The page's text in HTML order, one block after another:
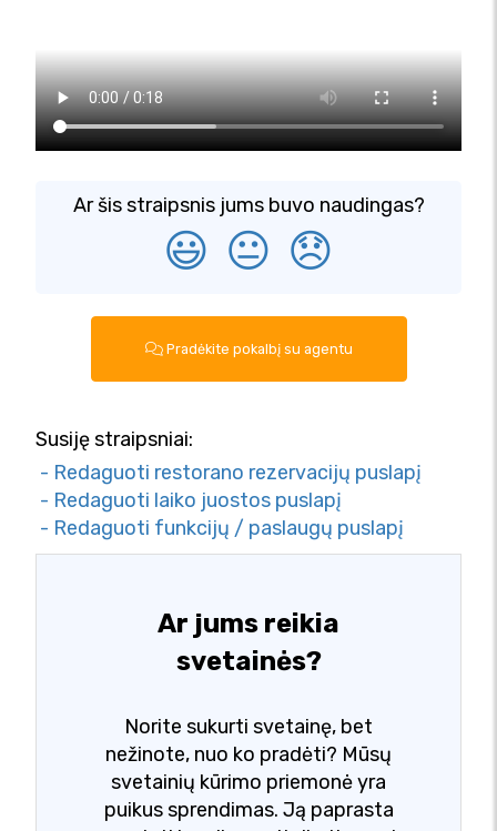
Ar šis straipsnis jums buvo naudingas?
😃 😐 😞
Pradėkite pokalbį su agentu
Susiję straipsniai:
- Redaguoti restorano rezervacijų puslapį
- Redaguoti laiko juostos puslapį
- Redaguoti funkcijų / paslaugų puslapį
Ar jums reikia
svetainės?
Norite sukurti svetainę, bet
nežinote, nuo ko pradėti? Mūsų
svetainių kūrimo priemonė yra
puikus sprendimas. Ją paprasta